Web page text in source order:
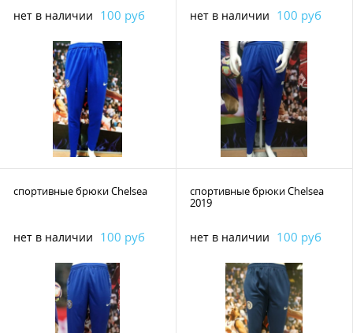
нет в наличии 100 руб нет в наличии 100 руб
спортивные брюки Chelsea
нет в наличии 100 руб
спортивные брюки Chelsea
2019
нет в наличии 100 руб